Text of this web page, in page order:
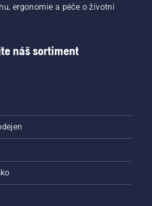
ergonomie a péče o životní
náš sortiment